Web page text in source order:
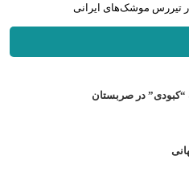
تیررس موشک‌های ایرانی
“کبودی” در صربستان